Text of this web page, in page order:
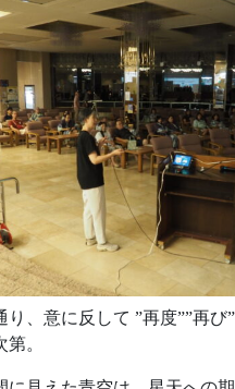
り、意に反して ”再度””再び
。